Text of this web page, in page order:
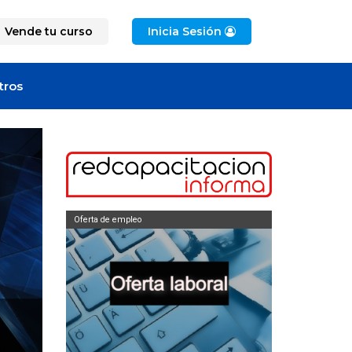
Vende tu curso Inicia Sesión
Oferta de empleo